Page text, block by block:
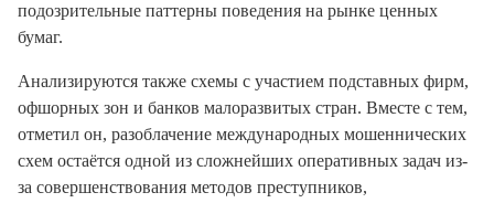
подозрительные паттерны поведения на рынке ценных
бумаг.
Анализируются также схемы с участием подставных фирм,
офшорных зон и банков малоразвитых стран. Вместе с тем,
отметил он, разоблачение международных мошеннических
схем остаётся одной из сложнейших оперативных задач из-
за совершенствования методов преступников,